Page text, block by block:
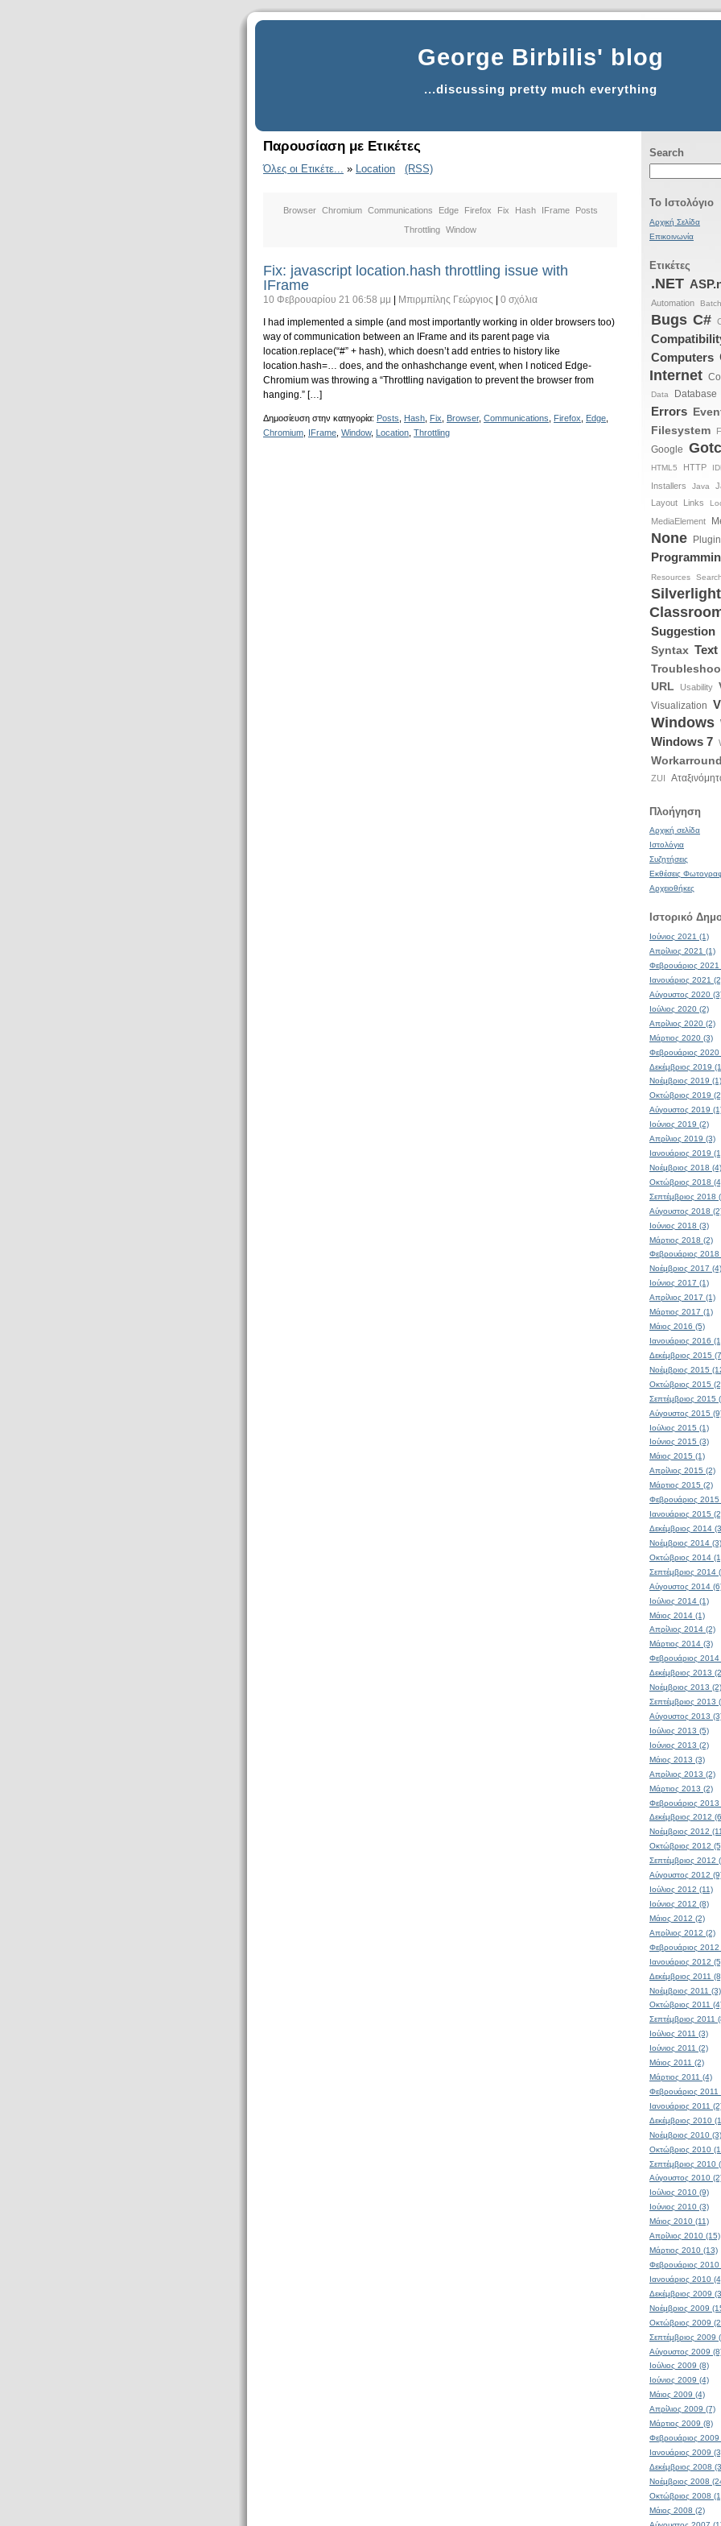
George Birbilis' blog
...discussing pretty much everything
Παρουσίαση με Ετικέτες
Όλες οι Ετικέτε... » Location (RSS)
Browser Chromium Communications Edge Firefox Fix Hash IFrame
Posts
Throttling Window
Fix: javascript location.hash throttling issue with
IFrame
10 Φεβρουαρίου 21 06:58 μμ Μπιρμπίλης Γεώργιος
0 σχόλια
I had implemented a simple (and most importantly working in older browsers too)
way of communication between an IFrame and its parent page via
location.replace(“#” + hash), which doesn’t add entries to history like
location.hash=… does, and the onhashchange event, when I noticed Edge-
Chromium was throwing a “Throttling navigation to prevent the browser from
hanging.” […]
Δημοσίευση στην κατηγορία: Posts Hash Fix Browser, Communications Firefox Edge
Chromium IFrame Window, Location Throttling
Search
Το Ιστολόγιο
Αρχική Σελίδα
Επικοινωνία
Ετικέτες
.NET
Automation Batch
Bugs C#
Computers
Internet
Data Database
Errors
Filesystem
Google
HTML5 HTTP
Installers Java
Layout Links
MediaElement
None
Resources Search
Silverlight
Suggestion
Syntax Text
URL
Usability
Visualization
Windows
Windows 7
Workarround
ZUI
Πλοήγηση
Αρχική σελίδα
Ιστολόγια
Συζητήσεις
Εκθέσεις
Αρχειοθήκες
Ιστορικό
Ιούνιος 2021 (1)
Απρίλιος 2021 (1)
Φεβρουάριος 2021
Ιανουάριος 2021
Αύγουστος 2020
Ιούλιος 2020 (2)
Απρίλιος 2020 (2)
Μάρτιος 2020 (3)
Φεβρουάριος 2020
Δεκέμβριος 2019
Νοέμβριος 2019 (1)
Οκτώβριος 2019
Αύγουστος 2019
Ιούνιος 2019 (2)
Απρίλιος 2019 (3)
Ιανουάριος 2019
Νοέμβριος 2018 (4)
Οκτώβριος 2018
Σεπτέμβριος 2018
Αύγουστος 2018
Ιούνιος 2018 (3)
Μάρτιος 2018 (2)
Φεβρουάριος 2018
Νοέμβριος 2017 (4)
Ιούνιος 2017 (1)
Απρίλιος 2017 (1)
Μάρτιος 2017 (1)
Μάιος 2016 (5)
Ιανουάριος 2016
Δεκέμβριος 2015
Νοέμβριος 2015
Οκτώβριος 2015
Σεπτέμβριος 2015
Αύγουστος 2015
Ιούλιος 2015 (1)
Ιούνιος 2015 (3)
Μάιος 2015 (1)
Απρίλιος 2015 (2)
Μάρτιος 2015 (2)
Φεβρουάριος 2015
Ιανουάριος 2015
Δεκέμβριος 2014
Νοέμβριος 2014 (3)
Οκτώβριος 2014
Σεπτέμβριος 2014
Αύγουστος 2014
Ιούλιος 2014 (1)
Μάιος 2014 (1)
Απρίλιος 2014 (2)
Μάρτιος 2014 (3)
Φεβρουάριος 2014
Δεκέμβριος 2013
Νοέμβριος 2013 (2)
Σεπτέμβριος 2013
Αύγουστος 2013
Ιούλιος 2013 (5)
Ιούνιος 2013 (2)
Μάιος 2013 (3)
Απρίλιος 2013 (2)
Μάρτιος 2013 (2)
Φεβρουάριος 2013
Δεκέμβριος 2012
Νοέμβριος 2012
Οκτώβριος 2012
Σεπτέμβριος 2012
Αύγουστος 2012
Ιούλιος 2012 (11)
Ιούνιος 2012 (8)
Μάιος 2012 (2)
Απρίλιος 2012 (2)
Φεβρουάριος 2012
Ιανουάριος 2012
Δεκέμβριος 2011
Νοέμβριος 2011 (3)
Οκτώβριος 2011
Σεπτέμβριος 2011
Ιούλιος 2011 (3)
Ιούνιος 2011 (2)
Μάιος 2011 (2)
Μάρτιος 2011 (4)
Φεβρουάριος 2011
Ιανουάριος 2011
Δεκέμβριος 2010
Νοέμβριος 2010 (3)
Οκτώβριος 2010
Σεπτέμβριος 2010
Αύγουστος 2010
Ιούλιος 2010 (9)
Ιούνιος 2010 (3)
Μάιος 2010 (11)
Απρίλιος 2010 (15)
Μάρτιος 2010 (13)
Φεβρουάριος 2010
Ιανουάριος 2010
Δεκέμβριος 2009
Νοέμβριος 2009
Οκτώβριος 2009
Σεπτέμβριος 2009
Αύγουστος 2009
Ιούλιος 2009 (8)
Ιούνιος 2009 (4)
Μάιος 2009 (4)
Απρίλιος 2009 (7)
Μάρτιος 2009 (8)
Φεβρουάριος 2009
Ιανουάριος 2009
Δεκέμβριος 2008
Νοέμβριος 2008
Οκτώβριος 2008
Μάιος 2008 (2)